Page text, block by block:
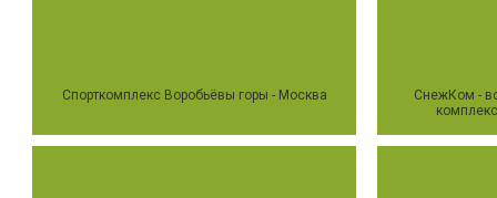
Спорткомплекс Воробьёвы горы - Москва
СнежКом -